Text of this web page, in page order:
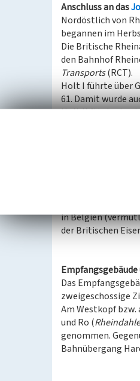
Anschluss an das
Nordöstlich von
begannen im
Die Britische
den Bahnhof
Transports(RCT).
Holt I führte über
61. Damit wurde
Holt II führte durch
Gleisende
Dem Verkehr
genannte
VT 36 3628, der
Litauen „201“.
worden. Zum 1.
in Belgien
der Britischen
Das
zweigeschossige
Am Westkopf
und Ro (
genommen.
Bahnübergang